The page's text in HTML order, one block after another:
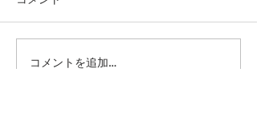
第41回日本クラブユース
コメントを追加…